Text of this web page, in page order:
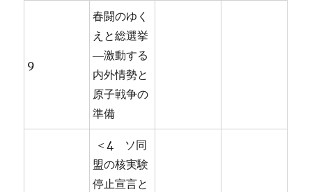
9
春闘のゆく
えと総選挙
―激動する
内外情勢と
原子戦争の
準備
＜4 ソ同
盟の核実験
停止宣言と